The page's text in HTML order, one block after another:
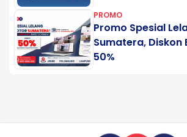
PROMO
Promo Spesial
Sumatera, Diskon
50%